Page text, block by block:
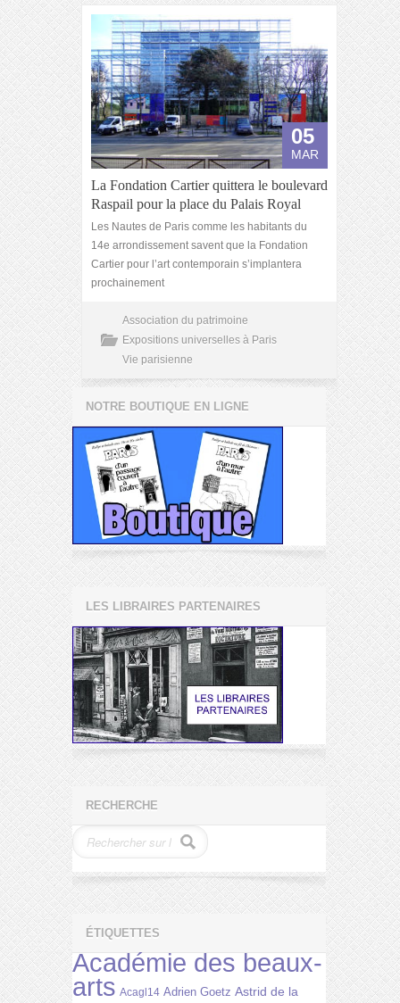
05
MAR
La Fondation Cartier quittera le boulevard
Raspail pour la place du Palais Royal
Les Nautes de Paris comme les habitants du
14e arrondissement savent que la Fondation
Cartier pour l’art contemporain s’implantera
prochainement
Association du patrimoine
Expositions universelles à Paris
Vie parisienne
NOTRE BOUTIQUE EN LIGNE
LES LIBRAIRES PARTENAIRES
RECHERCHE
ÉTIQUETTES
Académie des beaux-
arts Acagl14 Adrien Goetz Astrid de la